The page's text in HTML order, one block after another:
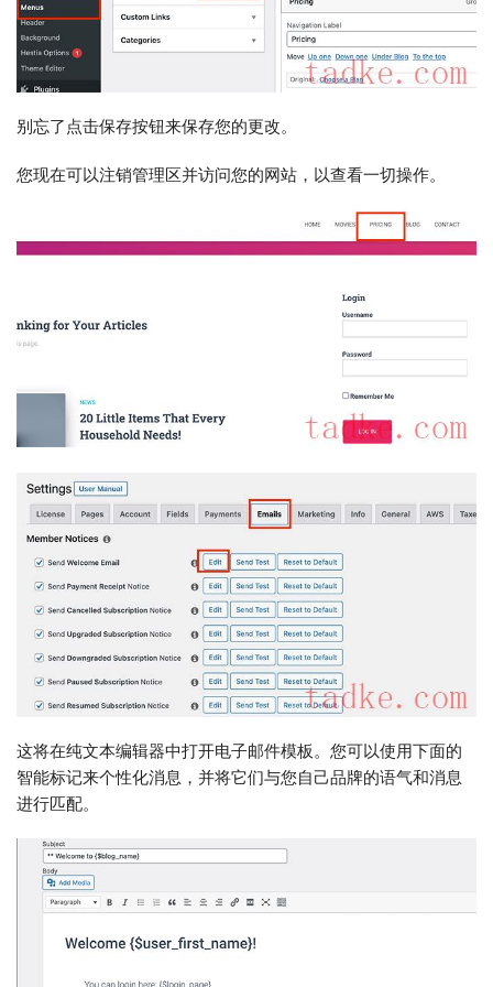
别忘了点击保存按钮来保存您的更改。
您现在可以注销管理区并访问您的网站，以查看一切操作。
这将在纯文本编辑器中打开电子邮件模板。您可以使用下面的
智能标记来个性化消息，并将它们与您自己品牌的语气和消息
进行匹配。